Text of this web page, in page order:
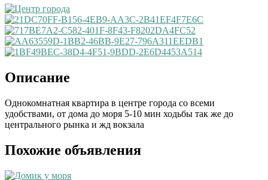
Описание
Однокомнатная квартира в центре города со всеми
удобствами, от дома до моря 5-10 мин ходьбы так же до
центрального рынка и жд вокзала
Похожие объявления